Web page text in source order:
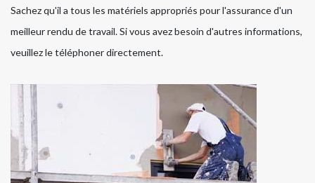
Sachez qu'il a tous les matériels appropriés pour l'assurance d'un
meilleur rendu de travail. Si vous avez besoin d'autres informations,
veuillez le téléphoner directement.